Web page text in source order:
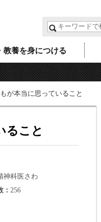
教養を身につける
が本当に思っていること
ること
神科医さわ
256